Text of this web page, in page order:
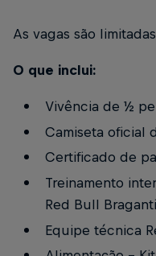
As vagas são
O que inclui:
Vivência de ½
Camiseta oficial
Certificado de
Treinamento
Red Bull
Equipe técnica